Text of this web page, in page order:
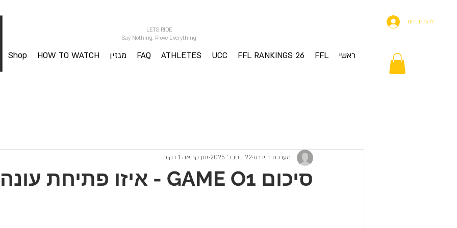
ראשי FFL
FFL RANKINGS 26
UCC
ATHLETES
FAQ מגזין HOW TO WATCH
Shop
LETS RIDE
Say Nothing. Prove Everything
להתחברות
סיכום GAME O1 - איזו פתיחת עונה חזקה!
מערכת ריידרס 22 בפבר׳ 2025 זמן קריאה 1 דקות